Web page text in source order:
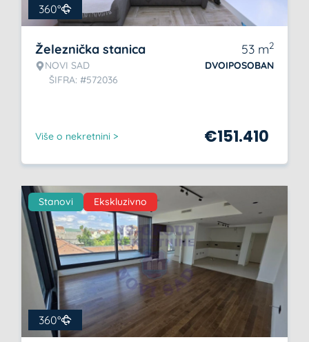
360°
Železnička stanica
NOVI SAD
ŠIFRA: #572036
53 m2
DVOIPOSOBAN
Više o nekretnini > €151.410
Stanovi Ekskluzivno
360°